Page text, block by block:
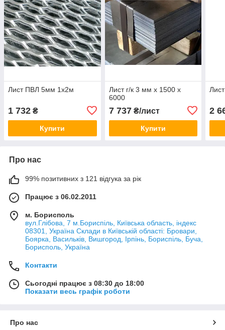
Лист ПВЛ 5мм 1х2м
1 732 ₴
Купити
Лист г/к 3 мм х 1500 х
6000
7 737₴/лист
Купити
2
Про нас
99% позитивних з 121 відгука за рік
Працює з 06.02.2011
м. Борисполь
вул.Глібова, 7 м.Бориспіль, Київська область, індекс
08301, Україна Склади в Київській області: Бровари,
Боярка, Васильків, Вишгород, Ірпінь, Бориспіль, Буча,
Борисполь, Україна
Контакти
Сьогодні працює з 08:30 до 18:00
Показати весь графік роботи
Про нас